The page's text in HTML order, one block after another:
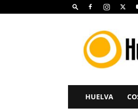
Huelva
Costa
HUELVA